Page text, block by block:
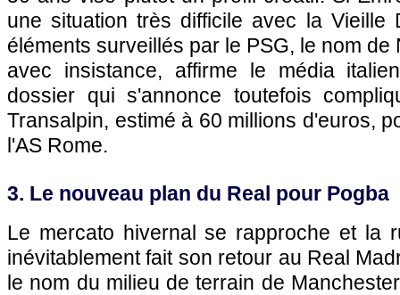
une situation très difficile avec la Vieille
éléments surveillés par le PSG, le nom de
avec insistance, affirme le média
dossier qui s'annonce toutefois
Transalpin, estimé à 60 millions d'euros,
l'AS Rome.
3. Le nouveau plan du Real pour Pogba
Le mercato hivernal se rapproche et la
inévitablement fait son retour au Real
le nom du milieu de terrain de